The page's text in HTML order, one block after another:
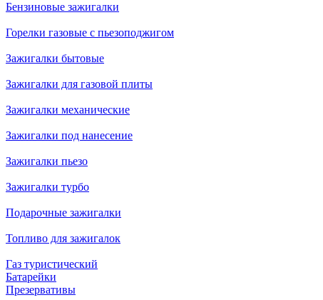
Бензиновые зажигалки
Горелки газовые с пьезоподжигом
Зажигалки бытовые
Зажигалки для газовой плиты
Зажигалки механические
Зажигалки под нанесение
Зажигалки пьезо
Зажигалки турбо
Подарочные зажигалки
Топливо для зажигалок
Газ туристический
Батарейки
Презервативы